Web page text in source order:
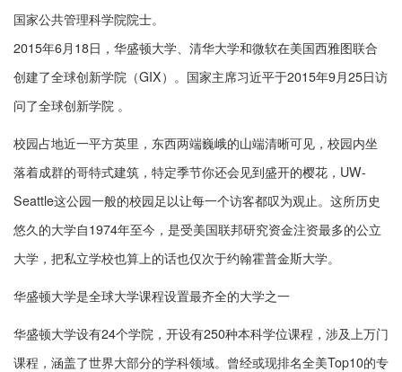
国家公共管理科学院院士。
2015年6月18日，华盛顿大学、清华大学和微软在美国西雅图联合
创建了全球创新学院（GIX）。国家主席习近平于2015年9月25日访
问了全球创新学院 。
校园占地近一平方英里，东西两端巍峨的山端清晰可见，校园内坐
落着成群的哥特式建筑，特定季节你还会见到盛开的樱花，UW-
Seattle这公园一般的校园足以让每一个访客都叹为观止。这所历史
悠久的大学自1974年至今，是受美国联邦研究资金注资最多的公立
大学，把私立学校也算上的话也仅次于约翰霍普金斯大学。
华盛顿大学是全球大学课程设置最齐全的大学之一
华盛顿大学设有24个学院，开设有250种本科学位课程，涉及上万门
课程，涵盖了世界大部分的学科领域。曾经或现排名全美Top10的专